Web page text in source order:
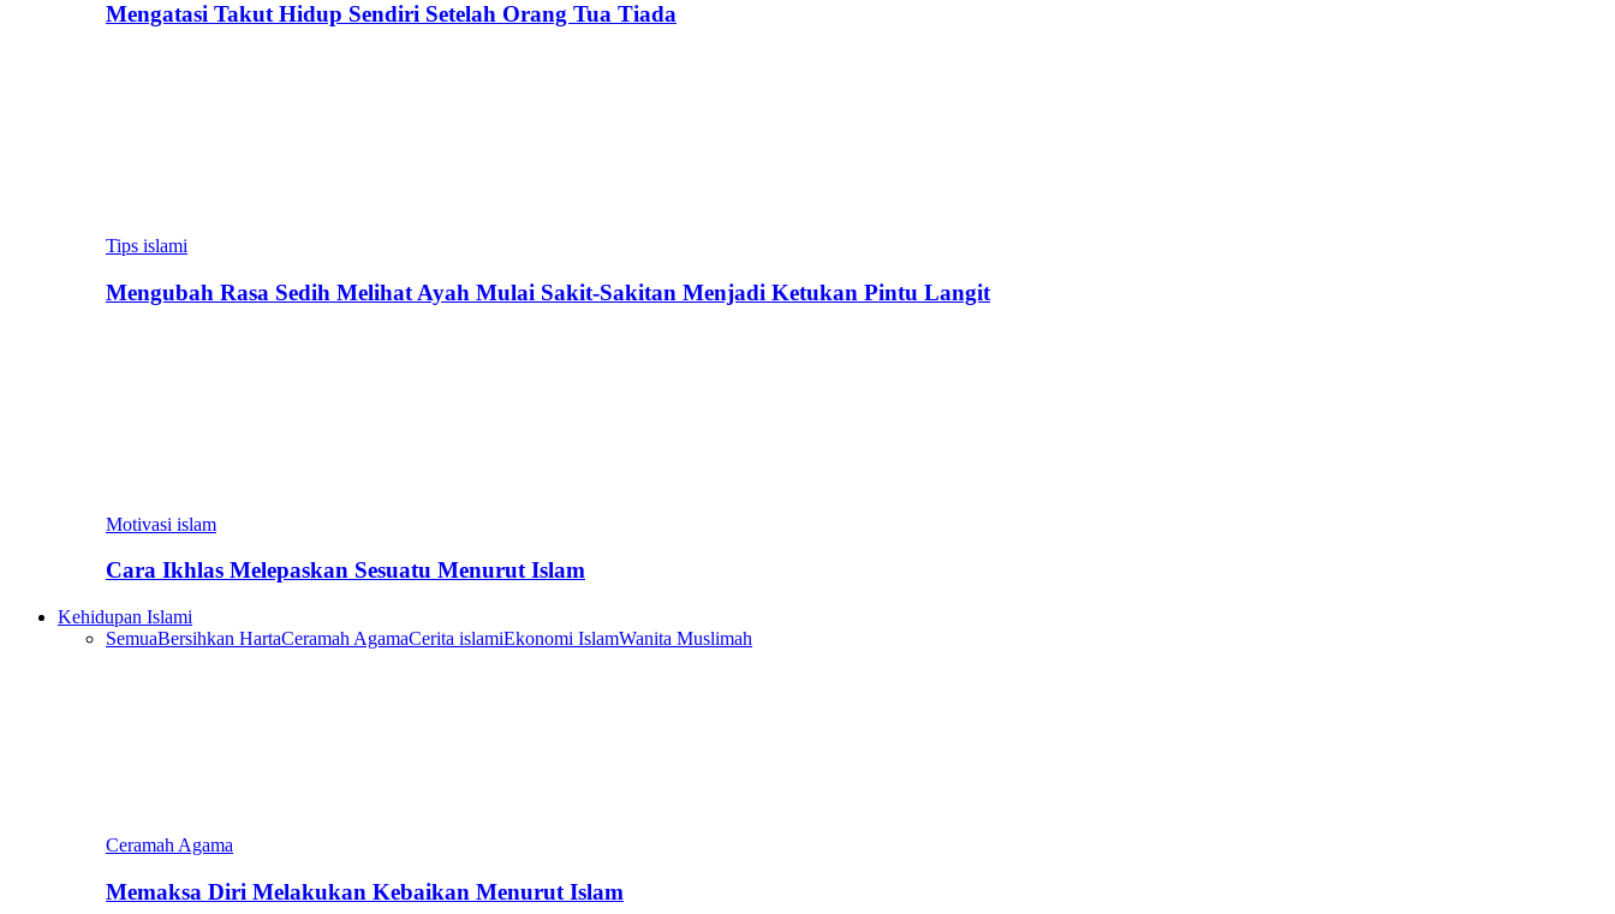
Mengatasi Takut Hidup Sendiri Setelah Orang Tua Tiada
Tips islami
Mengubah Rasa Sedih Melihat Ayah Mulai Sakit-Sakitan Menjadi Ketukan Pintu Langit
Motivasi islam
Cara Ikhlas Melepaskan Sesuatu Menurut Islam
Kehidupan Islami
SemuaBersihkan HartaCeramah AgamaCerita islamiEkonomi IslamWanita Muslimah
Ceramah Agama
Memaksa Diri Melakukan Kebaikan Menurut Islam